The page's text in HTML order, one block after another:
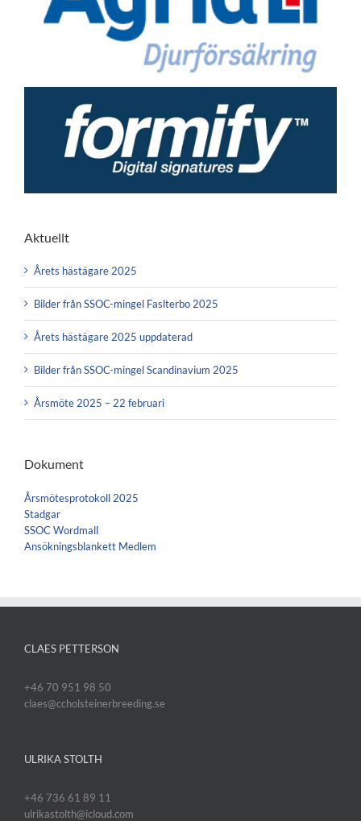
Aktuellt
Årets hästägare 2025
Bilder från SSOC-mingel Faslterbo 2025
Årets hästägare 2025 uppdaterad
Bilder från SSOC-mingel Scandinavium 2025
Årsmöte 2025 – 22 februari
Dokument
Årsmötesprotokoll 2025
Stadgar
SSOC Wordmall
Ansökningsblankett Medlem
CLAES PETTERSON
+46 70 951 98 50
claes@ccholsteinerbreeding.se
ULRIKA STOLTH
+46 736 61 89 11
ulrikastolth@icloud.com